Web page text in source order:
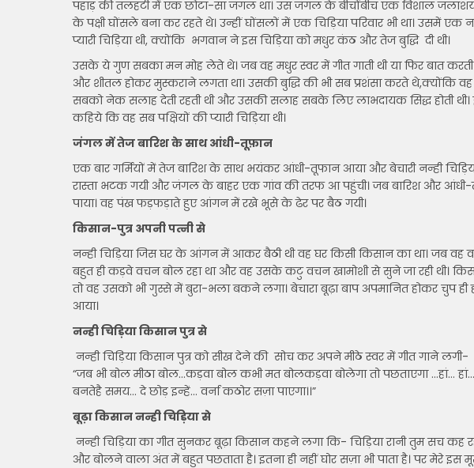
पहाड़ की तलहटी में एक छोटा-सा जंगल था। उस जंगल के बीचोंबीच एक विशाल
के पक्षी घोंसले बना कर रहते थे। उन्हीं घोंसलों में एक चिड़िया परिवार भी था। उसमें एक
प्यारी चिड़िया थी, क्योंकि भगवान ने इस चिड़िया को मधुर कंठ और तेज बुद्धि दी थी।
उसके ये गुण सबका मन मोह लेते थे। जब वह मधुर स्वर में गीत गाती थी या फिर बात करती
और शीतल होकर मुस्कराने लगता था। उसकी बुद्धि की भी सब प्रशंसा करते थे,क्योंकि वह
सबको नेक सलाह देती रहती थी और उसकी सलाह सबके लिए लाभदायक सिद्ध होती थी।
कहिये कि वह सब पक्षियों की प्यारी चिड़िया थी।
जंगल में तेज बारिश के साथ आंधी-तूफ़ान
एक बार गर्मियों में तेज बारिश के साथ भयंकर आंधी-तूफान आया और बेचारी नन्ही
रास्ता भटक गयी और जंगल के बाहर एक गांव की तरफ आ पहुंची। जब बारिश और
पाया। वह पंख फड़फड़ाते हुए आंगन में रखे भूसे के ढेर पर बैठ गयी।
किसान-पुत्र अपनी पत्नी से
नन्ही चिड़िया जिस घर के आंगन में आकर बैठी थी वह घर किसी किसान का था। जब वह
बहुत ही कड़वे वचन बोल रहा था और वह उसके कटु वचन खामोशी से सुने जा रही थी।
तो वह उसको भी गुस्से में बुरा-भला बकने लगा। बेचारा बूढ़ा बाप अपमानित होकर चुप ही
आया।
नन्ही चिड़िया किसान पुत्र से
नन्ही चिड़िया किसान पुत्र को सीख देने की सोच कर अपने मीठे स्वर में गीत गाने लगी-
“जब भी बोल मीठा बोल…कड़वा बोल कभी मत बोलकड़वा बोलेगा तो पछताएगा
बनतेहै समय… दे छोड़ इन्हें… वर्ना कठोर सज़ा पाएगा।।”
बूढ़ा किसान नन्ही चिड़िया से
नन्ही चिड़िया का गीत सुनकर बूढ़ा किसान कहने लगा कि- चिड़िया रानी तुम सच कह
और बोलने वाला अंत में बहुत पछताता है। इतना ही नहीं घोर सज़ा भी पाता है। पर मेरे